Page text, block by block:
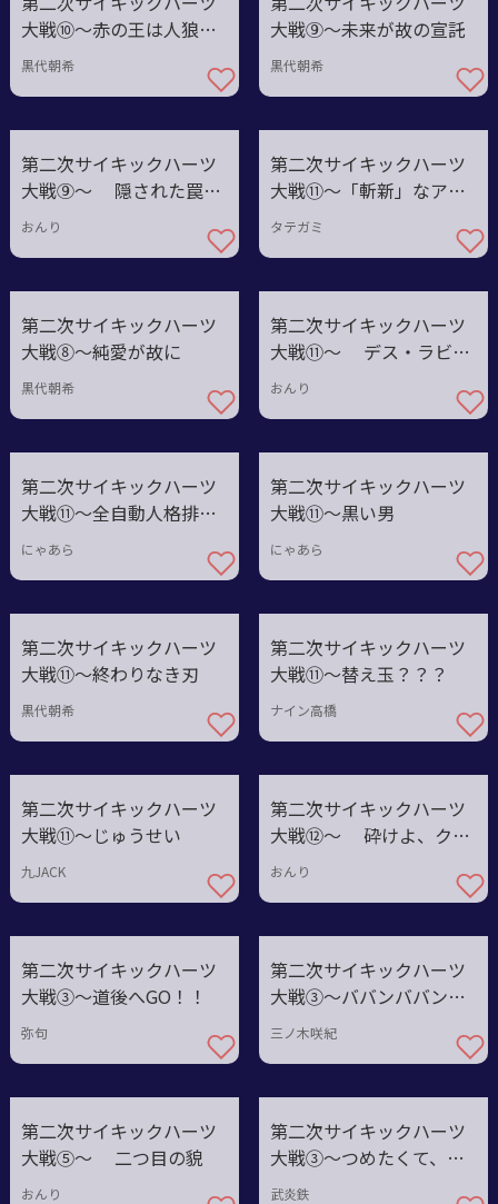
大戦⑩〜赤の王は人狼病
を
黒代朝希
大戦⑨〜未来が故の宣託
黒代朝希
第二次サイキックハーツ
大戦⑨〜 隠された罠を
越えて
おんり
第二次サイキックハーツ
大戦⑪〜「斬新」なアイ
ディアを
タテガミ
第二次サイキックハーツ
大戦⑧〜純愛が故に
黒代朝希
第二次サイキックハーツ
大戦⑪〜 デス・ラビリ
ンス
おんり
第二次サイキックハーツ
大戦⑪〜全自動人格排出
装置
にゃあら
第二次サイキックハーツ
大戦⑪〜黒い男
にゃあら
第二次サイキックハーツ
大戦⑪〜終わりなき刃
黒代朝希
第二次サイキックハーツ
大戦⑪〜替え玉？？？
ナイン高橋
第二次サイキックハーツ
大戦⑪～じゅうせい
九JACK
第二次サイキックハーツ
大戦⑫〜 砕けよ、クリ
スマス
おんり
第二次サイキックハーツ
大戦③～道後へGO！！
弥句
第二次サイキックハーツ
大戦③〜ババンババンバ
ン有馬温泉
三ノ木咲紀
第二次サイキックハーツ
大戦⑤〜 二つ目の貌
おんり
第二次サイキックハーツ
大戦③〜つめたくて、あ
たたかい
武炎鉄